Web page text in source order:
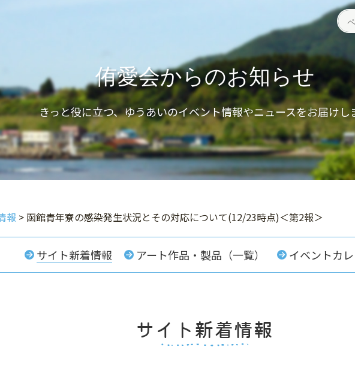
ペ
ジ
検
索
侑愛会からのお知らせ
きっと役に立つ、ゆうあいのイベント情報やニュースをお届けし
報 > 函館青年寮の感染発生状況とその対応について(12/23時点)＜第2報＞
サイト新着情報 アート作品・製品（一覧） イベントカ